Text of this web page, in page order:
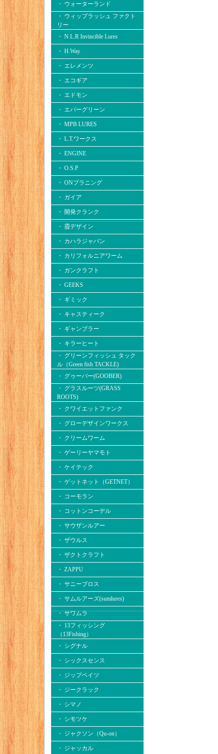
・ ウォーターランド
・ ウィップラッシュ ファクト
リー
・ N.L.R Invincible Lures
・ H.Way
・ エレメンツ
・ エコギア
・ エドモン
・ エバーグリーン
・ MPB LURES
・ L.T.ワークス
・ ENGINE
・ O.S.P
・ ONプラニング
・ ガイア
・ 開発クランク
・ 霞デザイン
・ カハラジャパン
・ カリフォルニアワーム
・ ガンクラフト
・ GEEKS
・ ギミック
・ キャスティーク
・ ギャンブラー
・ キラーヒート
・ グリーンフィッシュ タック
ル（Green fish TACKLE)
・ グゥーバー(GOOBER)
・ グラスルーツ(GRASS
ROOTS)
・ クワイエットファンク
・ グローデザインワークス
・ クリームワーム
・ ゲーリーヤマモト
・ ケイテック
・ ゲットネット（GETNET）
・ コーモラン
・ コットンコーデル
・ サウザンルアー
・ ザウルス
・ ザクトクラフト
・ ZAPPU
・ サニーブロス
・ サムルアーズ(sumlures)
・ サワムラ
・ 13フィッシング
（13Fishing）
・ シグナル
・ シックスセンス
・ ジップベイツ
・ ジークラック
・ シマノ
・ シモツケ
・ ジャクソン（Qu-on）
・ ジャッカル